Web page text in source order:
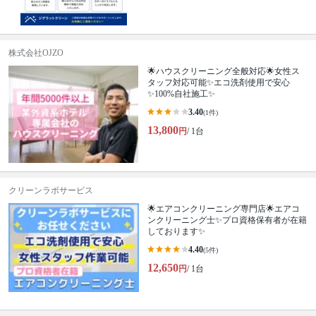
株式会社OJZO
🌟ハウスクリーニング全般対応🌟女性ス
タッフ対応可能✨エコ洗剤使用で安心
✨100%自社施工✨
3.40(1件)
13,800円/ 1台
クリーンラボサービス
🌟エアコンクリーニング専門店🌟エアコ
ンクリーニング士✨プロ資格保有者が在籍
しております✨
4.40(5件)
12,650円/ 1台